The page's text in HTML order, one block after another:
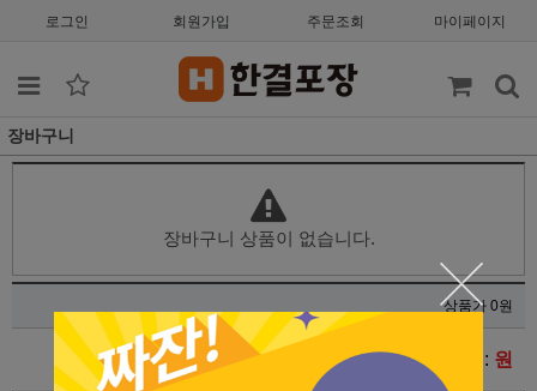
로그인 회원가입 주문조회 마이페이지
장바구니
장바구니 상품이 없습니다.
상품가 0원
총 합계금액 : 원